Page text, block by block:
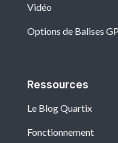
Vidéo
Options de Balises
Ressources
Le Blog Quartix
Fonctionnement